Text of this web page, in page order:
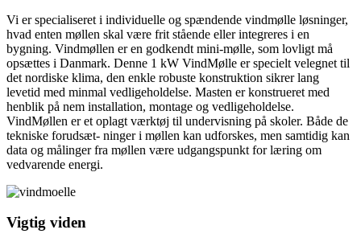
Vi er specialiseret i individuelle og spændende vindmølle løsninger,
hvad enten møllen skal være frit stående eller integreres i en
bygning. Vindmøllen er en godkendt mini-mølle, som lovligt må
opsættes i Danmark. Denne 1 kW VindMølle er specielt velegnet til
det nordiske klima, den enkle robuste konstruktion sikrer lang
levetid med minmal vedligeholdelse. Masten er konstrueret med
henblik på nem installation, montage og vedligeholdelse.
VindMøllen er et oplagt værktøj til undervisning på skoler. Både de
tekniske forudsæt- ninger i møllen kan udforskes, men samtidig kan
data og målinger fra møllen være udgangspunkt for læring om
vedvarende energi.
Vigtig viden